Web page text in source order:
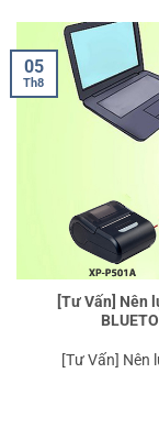
[Tư Vấn] Nên
[Tư Vấn] Nên
05
Th8